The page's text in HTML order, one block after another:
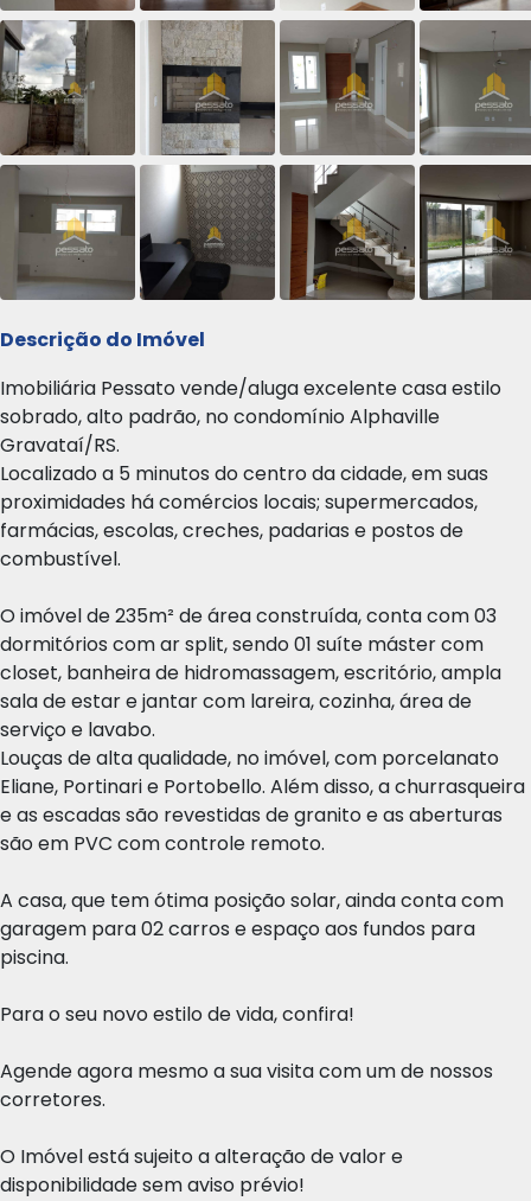
Descrição do Imóvel
Imobiliária Pessato vende/aluga excelente casa estilo
sobrado, alto padrão, no condomínio Alphaville
Gravataí/RS.
Localizado a 5 minutos do centro da cidade, em suas
proximidades há comércios locais; supermercados,
farmácias, escolas, creches, padarias e postos de
combustível.
O imóvel de 235m² de área construída, conta com 03
dormitórios com ar split, sendo 01 suíte máster com
closet, banheira de hidromassagem, escritório, ampla
sala de estar e jantar com lareira, cozinha, área de
serviço e lavabo.
Louças de alta qualidade, no imóvel, com porcelanato
Eliane, Portinari e Portobello. Além disso, a churrasqueira
e as escadas são revestidas de granito e as aberturas
são em PVC com controle remoto.
A casa, que tem ótima posição solar, ainda conta com
garagem para 02 carros e espaço aos fundos para
piscina.
Para o seu novo estilo de vida, confira!
Agende agora mesmo a sua visita com um de nossos
corretores.
O Imóvel está sujeito a alteração de valor e
disponibilidade sem aviso prévio!